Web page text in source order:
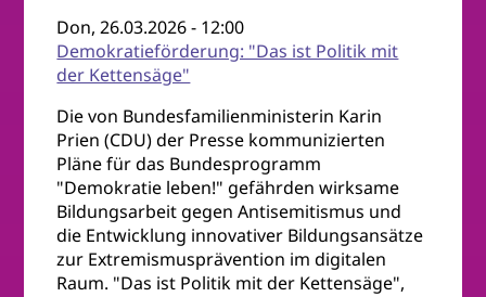
Don, 26.03.2026 - 12:00
Demokratieförderung: "Das ist Politik mit
der Kettensäge"
Die von Bundesfamilienministerin Karin
Prien (CDU) der Presse kommunizierten
Pläne für das Bundesprogramm
"Demokratie leben!" gefährden wirksame
Bildungsarbeit gegen Antisemitismus und
die Entwicklung innovativer Bildungsansätze
zur Extremismusprävention im digitalen
Raum. "Das ist Politik mit der Kettensäge",